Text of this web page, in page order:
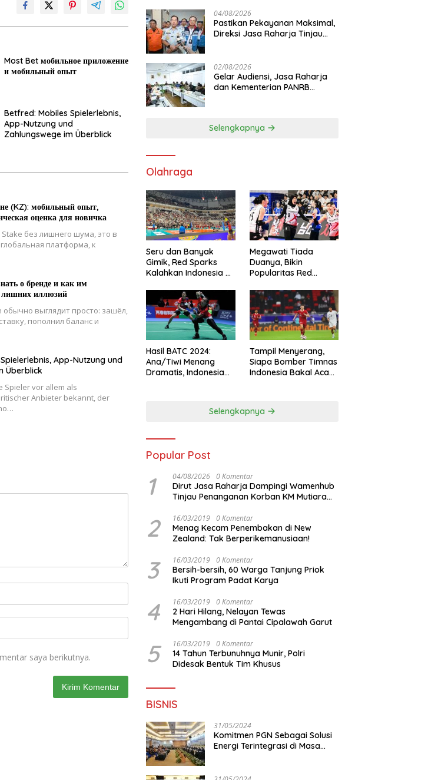
Most Bet мобильное приложение
и мобильный опыт
Betfred: Mobiles Spielerlebnis,
App-Nutzung und
Zahlungswege im Überblick
(KZ): мобильный опыт,
оценка для новичка
Stake без лишнего шума, это в
платформа, к
о бренде и как им
лишних иллюзий
обычно выглядит просто: зашёл,
пополнил баланс и
App-Nutzung und
Überblick
Spieler vor allem als
Anbieter bekannt, der
saya berikutnya.
04/08/2026
Pastikan Pekayanan Maksimal,
Direksi Jasa Raharja Tinjau
02/08/2026
Gelar Audiensi, Jasa Raharja
dan Kementerian PANRB
Selengkapnya
Olahraga
Seru dan Banyak
Gimik, Red Sparks
Kalahkan Indonesia All
Megawati Tiada
Duanya, Bikin
Popularitas Red
Hasil BATC 2024:
Ana/Tiwi Menang
Dramatis, Indonesia
Tampil Menyerang,
Siapa Bomber Timnas
Indonesia Bakal Acak-
Selengkapnya
Popular Post
1 04/08/2026 0 Komentar
Dirut Jasa Raharja Dampingi Wamenhub
Tinjau Penanganan Korban KM Mutiara
2 16/03/2019 0 Komentar
Menag Kecam Penembakan di New
Zealand: Tak Berperikemanusiaan!
3 16/03/2019 0 Komentar
Bersih-bersih, 60 Warga Tanjung Priok
Ikuti Program Padat Karya
4 16/03/2019 0 Komentar
2 Hari Hilang, Nelayan Tewas
Mengambang di Pantai Cipalawah Garut
5 16/03/2019 0 Komentar
14 Tahun Terbunuhnya Munir, Polri
Didesak Bentuk Tim Khusus
BISNIS
31/05/2024
Komitmen PGN Sebagai Solusi
Energi Terintegrasi di Masa